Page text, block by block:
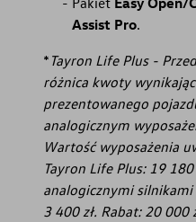
Assist Pro.
* Tayron Life Plus -
różnica kwoty
prezentowanego
analogicznym
Wartość wyposażenia
Tayron Life Plus: 19
analogicznymi
3 400 zł. Rabat: 20 000